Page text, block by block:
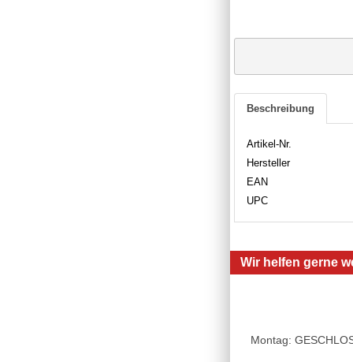
Beschreibung
Artikel-Nr.
Hersteller
EAN
UPC
Wir helfen gerne
Montag: